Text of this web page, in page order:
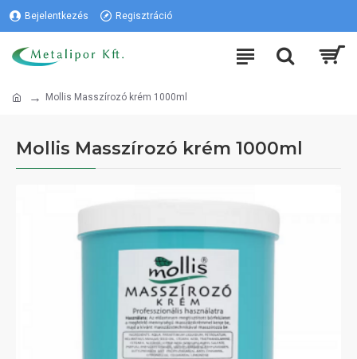
Bejelentkezés Regisztráció
Mollis Masszírozó krém 1000ml
Mollis Masszírozó krém 1000ml